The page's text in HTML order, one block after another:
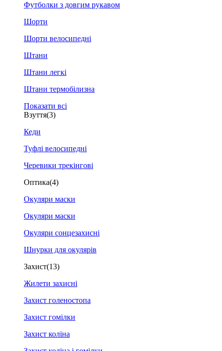
Футболки з довгим рукавом
Шорти
Шорти велосипедні
Штани
Штани легкі
Штани термобілизна
Показати всі
Взуття(3)
Кеди
Туфлі велосипедні
Черевики трекінгові
Оптика(4)
Окуляри маски
Окуляри маски
Окуляри сонцезахисні
Шнурки для окулярів
Захист(13)
Жилети захисні
Захист голеностопа
Захист гомілки
Захист коліна